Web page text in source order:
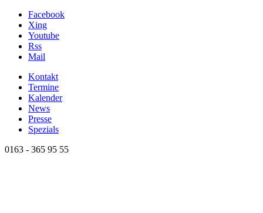
Facebook
Xing
Youtube
Rss
Mail
Kontakt
Termine
Kalender
News
Presse
Spezials
0163 - 365 95 55